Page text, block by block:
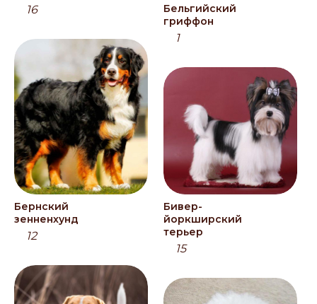
16
Бернский
зенненхунд
12
Бельгийский
гриффон
1
Бивер-
йоркширский
терьер
15